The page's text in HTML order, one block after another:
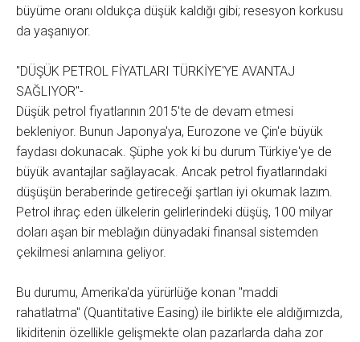
büyüme oranı oldukça düşük kaldığı gibi; resesyon korkusu
da yaşanıyor.
"DÜŞÜK PETROL FİYATLARI TÜRKİYE'YE AVANTAJ
SAĞLIYOR"-
Düşük petrol fiyatlarının 2015'te de devam etmesi
bekleniyor. Bunun Japonya'ya, Eurozone ve Çin'e büyük
faydası dokunacak. Şüphe yok ki bu durum Türkiye'ye de
büyük avantajlar sağlayacak. Ancak petrol fiyatlarındaki
düşüşün beraberinde getireceği şartları iyi okumak lazım.
Petrol ihraç eden ülkelerin gelirlerindeki düşüş, 100 milyar
doları aşan bir meblağın dünyadaki finansal sistemden
çekilmesi anlamına geliyor.
Bu durumu, Amerika'da yürürlüğe konan "maddi
rahatlatma" (Quantitative Easing) ile birlikte ele aldığımızda,
likiditenin özellikle gelişmekte olan pazarlarda daha zor